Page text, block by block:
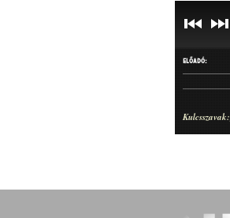
ELŐADÓ:
Kulcsszavak: